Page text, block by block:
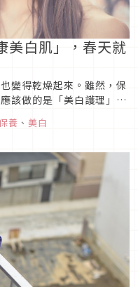
美白肌」，春天就
變得乾燥起來。雖然，保
該做的是「美白護理」。
迎接今年的春天吧。沒
養 、 美白